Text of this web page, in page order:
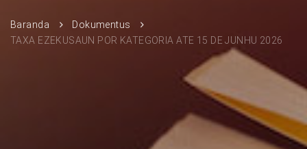
Baranda
Dokumentus
TAXA EZEKUSAUN POR KATEGORIA ATE 15 DE JUNHU 2026